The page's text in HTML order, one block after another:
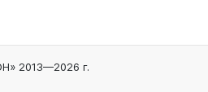
2013—2026 г.